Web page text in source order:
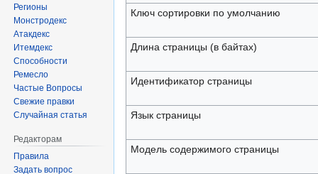
Ключ сортировки по умолчанию
Длина страницы (в байтах)
Идентификатор страницы
Язык страницы
Модель содержимого страницы
Регионы
Монстродекс
Атакдекс
Итемдекс
Способности
Ремесло
Частые Вопросы
Свежие правки
Случайная статья
Редакторам
Правила
Задать вопрос